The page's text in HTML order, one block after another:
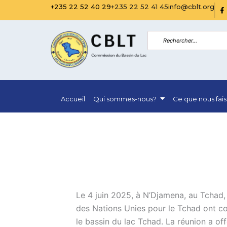
au
+235 22 52 40 29+235 22 52 41 45info@cblt.org R
i
-
f
e
k
f
i
l
Accueil Qui sommes-nous? Ce que nous
Le 4 juin 2025, à N’Djamena, au
des Nations Unies pour le Tchad ont
le bassin du lac Tchad. La réunion a